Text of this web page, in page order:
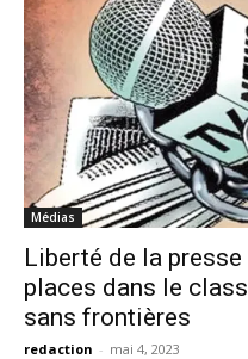
Médias
Liberté de la
places dans le
sans frontières
redaction - mai 4, 2023